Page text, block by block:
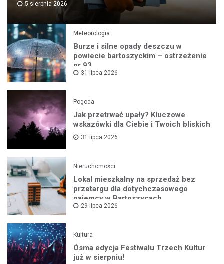
5 sierpnia 2026
Meteorologia
Burze i silne opady deszczu w
powiecie bartoszyckim – ostrzeżenie
nr 93
31 lipca 2026
Pogoda
Jak przetrwać upały? Kluczowe
wskazówki dla Ciebie i Twoich bliskich
31 lipca 2026
Nieruchomości
Lokal mieszkalny na sprzedaż bez
przetargu dla dotychczasowego
najemcy w Bartoszycach
29 lipca 2026
Kultura
Ósma edycja Festiwalu Trzech Kultur
już w sierpniu!